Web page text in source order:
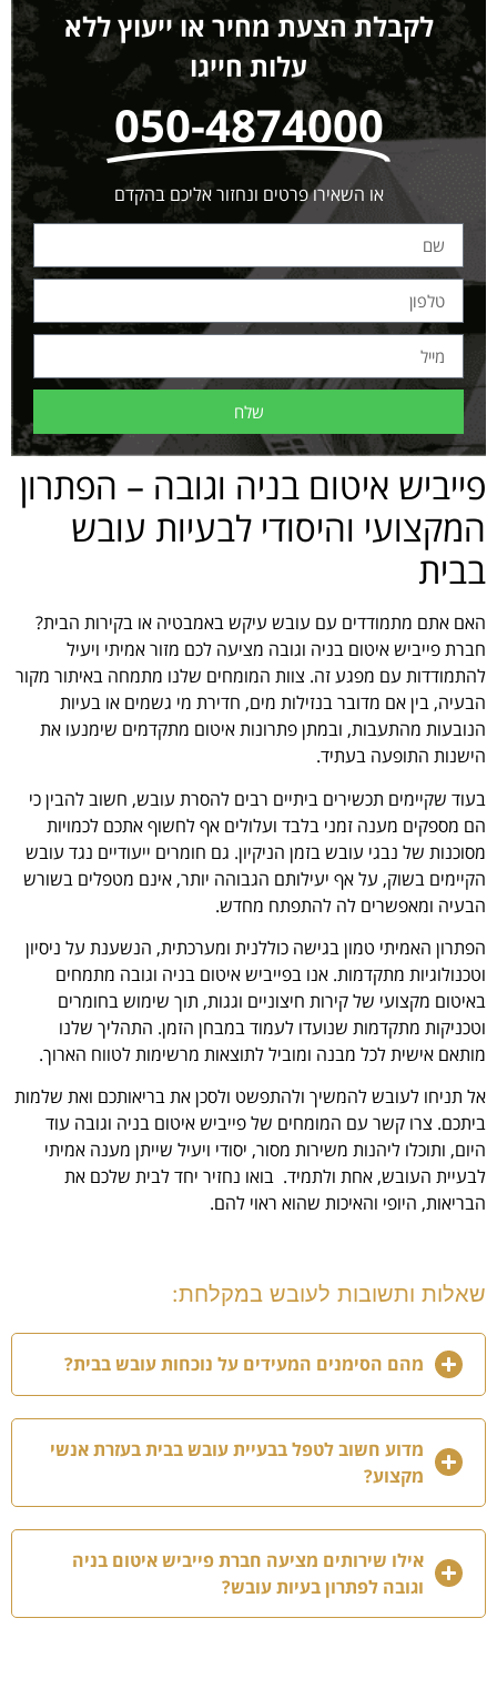
לקבלת הצעת מחיר או ייעוץ ללא
עלות חייגו
050-4874000
או השאירו פרטים ונחזור אליכם בהקדם
שלח
פייביש איטום בניה וגובה – הפתרון
המקצועי והיסודי לבעיות עובש
בבית
האם אתם מתמודדים עם עובש עיקש באמבטיה או בקירות הבית?
חברת פייביש איטום בניה וגובה מציעה לכם מזור אמיתי ויעיל
להתמודדות עם מפגע זה. צוות המומחים שלנו מתמחה באיתור מקור
הבעיה, בין אם מדובר בנזילות מים, חדירת מי גשמים או בעיות
הנובעות מהתעבות, ובמתן פתרונות איטום מתקדמים שימנעו את
הישנות התופעה בעתיד.
בעוד שקיימים תכשירים ביתיים רבים להסרת עובש, חשוב להבין כי
הם מספקים מענה זמני בלבד ועלולים אף לחשוף אתכם לכמויות
מסוכנות של נבגי עובש בזמן הניקיון. גם חומרים ייעודיים נגד עובש
הקיימים בשוק, על אף יעילותם הגבוהה יותר, אינם מטפלים בשורש
הבעיה ומאפשרים לה להתפתח מחדש.
הפתרון האמיתי טמון בגישה כוללנית ומערכתית, הנשענת על ניסיון
וטכנולוגיות מתקדמות. אנו בפייביש איטום בניה וגובה מתמחים
באיטום מקצועי של קירות חיצוניים וגגות, תוך שימוש בחומרים
וטכניקות מתקדמות שנועדו לעמוד במבחן הזמן. התהליך שלנו
מותאם אישית לכל מבנה ומוביל לתוצאות מרשימות לטווח הארוך.
אל תניחו לעובש להמשיך ולהתפשט ולסכן את בריאותכם ואת שלמות
ביתכם. צרו קשר עם המומחים של פייביש איטום בניה וגובה עוד
היום, ותוכלו ליהנות משירות מסור, יסודי ויעיל שייתן מענה אמיתי
לבעיית העובש, אחת ולתמיד. בואו נחזיר יחד לבית שלכם את
הבריאות, היופי והאיכות שהוא ראוי להם.
שאלות ותשובות לעובש במקלחת:
מהם הסימנים המעידים על נוכחות עובש בבית?
מדוע חשוב לטפל בבעיית עובש בבית בעזרת אנשי
מקצוע?
אילו שירותים מציעה חברת פייביש איטום בניה
וגובה לפתרון בעיות עובש?